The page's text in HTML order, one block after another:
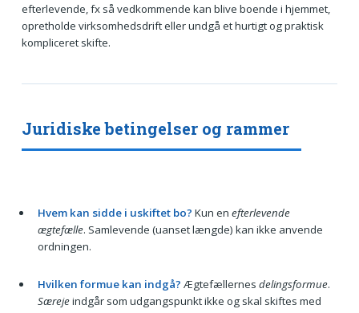
efterlevende, fx så vedkommende kan blive boende i hjemmet,
opretholde virksomhedsdrift eller undgå et hurtigt og praktisk
kompliceret skifte.
Juridiske betingelser og rammer
Hvem kan sidde i uskiftet bo? Kun en efterlevende
ægtefælle. Samlevende (uanset længde) kan ikke anvende
ordningen.
Hvilken formue kan indgå? Ægtefællernes delingsformue.
Særejeindgår som udgangspunkt ikke og skal skiftes med